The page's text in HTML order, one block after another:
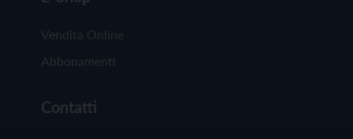
Vendita Online
Abbonamenti
Contatti